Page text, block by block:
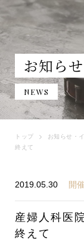
お知ら
NEWS
トップ お知らせ・
終えて
2019.05.30 開
産婦人科医
終えて